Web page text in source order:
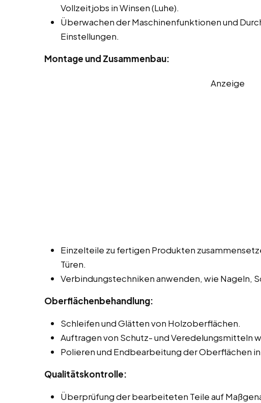
Vollzeitjobs in Winsen (Luhe).
Überwachen der Maschinenfunktionen und
Einstellungen.
Montage und Zusammenbau:
Anzeige
Einzelteile zu fertigen Produkten
Türen.
Verbindungstechniken anwenden, wie Nageln,
Oberflächenbehandlung:
Schleifen und Glätten von Holzoberflächen.
Auftragen von Schutz- und Veredelungsmitteln
Polieren und Endbearbeitung der Oberflächen in
Qualitätskontrolle:
Überprüfung der bearbeiteten Teile auf